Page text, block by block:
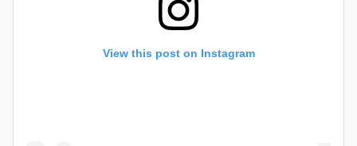
View this post on Instagram